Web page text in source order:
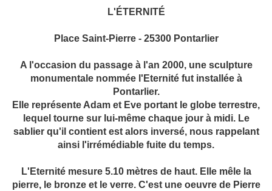
L'ÉTERNITÉ
Place Saint-Pierre - 25300 Pontarlier
A l'occasion du passage à l'an 2000, une sculpture
monumentale nommée l'Eternité fut installée à
Pontarlier.
Elle représente Adam et Eve portant le globe terrestre,
lequel tourne sur lui-même chaque jour à midi. Le
sablier qu'il contient est alors inversé, nous rappelant
ainsi l'irrémédiable fuite du temps.
L'Eternité mesure 5.10 mètres de haut. Elle mêle la
pierre, le bronze et le verre. C'est une oeuvre de Pierre